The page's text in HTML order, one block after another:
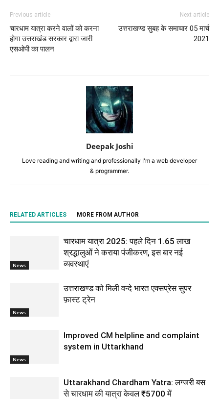
Previous article
चारधाम यात्रा करने वालों को करना
होगा उत्तराखंड सरकार द्वारा जारी
एसओपी का पालन
Next article
उत्तराखण्ड सुबह के समाचार 05 मार्च
2021
Deepak Joshi
Love reading and writing and professionally I'm a web developer
& programmer.
RELATED ARTICLES MORE FROM AUTHOR
News
चारधाम यात्रा 2025: पहले दिन 1.65 लाख
श्रद्धालुओं ने कराया पंजीकरण, इस बार नई
व्यवस्थाएं
News
उत्तराखण्ड को मिली वन्दे भारत एक्सप्रेस सुपर
फ़ास्ट ट्रेन
News
Improved CM helpline and complaint
system in Uttarkhand
Uttarakhand Chardham Yatra: लग्जरी बस
से चारधाम की यात्रा केवल ₹5700 में